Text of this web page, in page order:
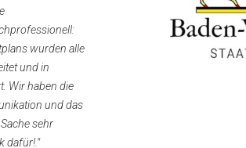
wurden alle
und in
Wir haben die
und das
sehr
dafür!."